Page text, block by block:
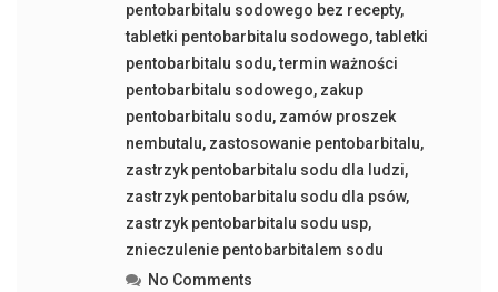
pentobarbitalu sodowego bez recepty,
tabletki pentobarbitalu sodowego,tabletki
pentobarbitalu sodu,termin ważności
pentobarbitalu sodowego, zakup
pentobarbitalu sodu, zamów proszek
nembutalu, zastosowanie pentobarbitalu,
zastrzyk pentobarbitalu sodu dla ludzi,
zastrzyk pentobarbitalu sodu dla psów,
zastrzyk pentobarbitalu sodu usp,
znieczulenie pentobarbitalem sodu
No Comments